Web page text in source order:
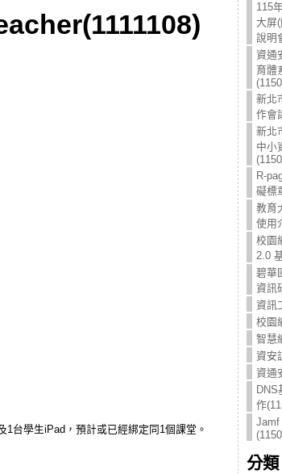
台學生iPad，預計或已經綁定同1個課堂。
115
大屏
說明
資通
育體
新北
作會
新北
中小
R-
礙標
教育
使用
校園
2.0
碧華
資訊
資訊
校園
智慧
資安
資通
DNS
作
Jamf
分類